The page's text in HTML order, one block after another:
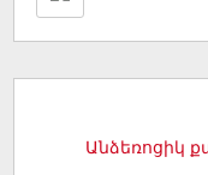
Անձեռոցիկ